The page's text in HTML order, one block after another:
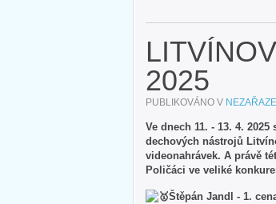
2025
PUBLIKOVÁNO V
Ve dnech 11. - 13. 4.
dechových nástrojů
videonahrávek. A právě
Poličáci ve veliké
Štěpán Jandl - 1.